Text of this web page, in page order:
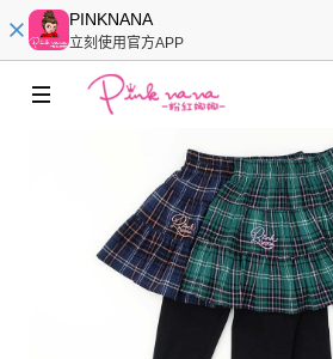
PINKNANA
立刻使用官方APP